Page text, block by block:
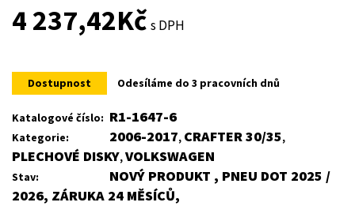
4 237,42Kč s DPH
Dostupnost Odesíláme do 3 pracovních dnů
Katalogové číslo: R1-1647-6
Kategorie: 2006-2017, CRAFTER 30/35,
PLECHOVÉ DISKY,VOLKSWAGEN
Stav:
NOVÝ PRODUKT , PNEU DOT 2025 /
2026, ZÁRUKA 24 MĚSÍCŮ,